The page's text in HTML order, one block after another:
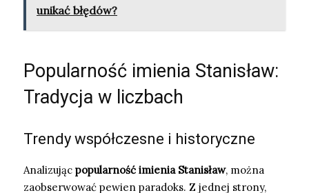
unikać błędów?
Popularność imienia Stanisław:
Tradycja w liczbach
Trendy współczesne i historyczne
Analizując popularność imienia Stanisław, można
zaobserwować pewien paradoks. Z jednej strony,